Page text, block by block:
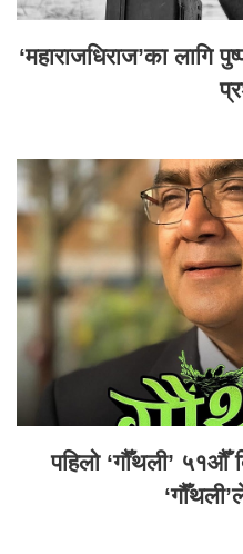
‘महाराजधिराज’का लागि
पहिलो ‘गौँथली’ ५१औँ